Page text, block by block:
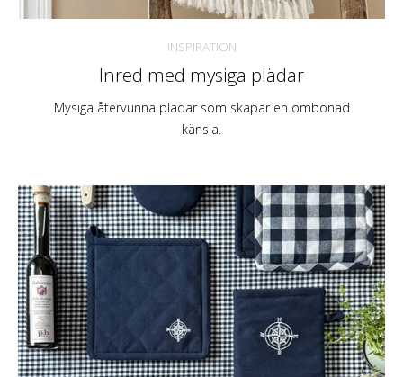
INSPIRATION
Inred med mysiga plädar
Mysiga återvunna plädar som skapar en ombonad
känsla.